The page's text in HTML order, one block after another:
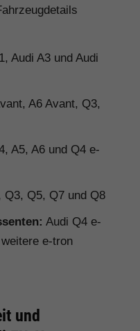
Audi A3 und Audi
A6 Avant, Q3,
A5, A6 und Q4 e-
Q3, Q5, Q7 und Q8
Audi Q4 e-
e-tron
und